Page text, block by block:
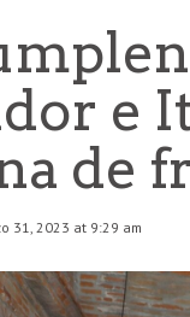
e
de
31, 2023 at 9:29 am